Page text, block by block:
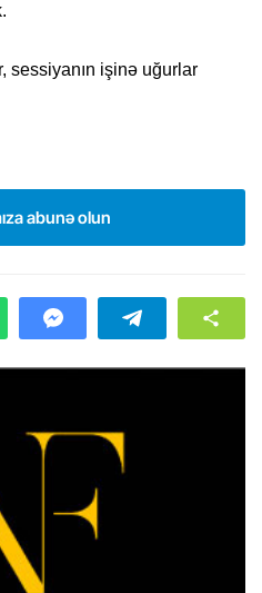
sessiyanın işinə uğurlar
abunə olun